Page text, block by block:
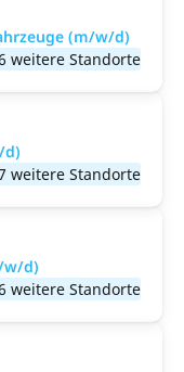
(m/w/d)
weitere Standorte
d)
weitere Standorte
w/d)
weitere Standorte